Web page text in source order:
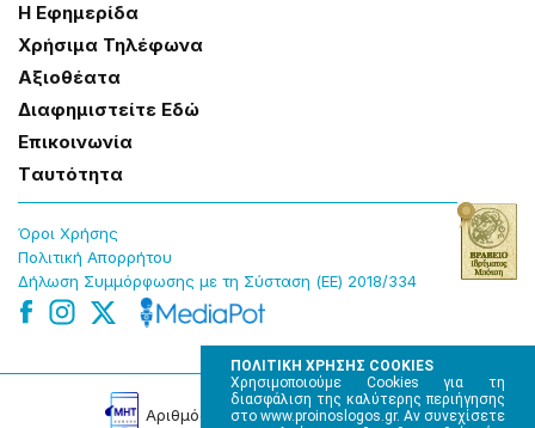
ΠΟΛΙΤΙΚΗ ΧΡΗΣΗΣ COOKIES
Χρησιμοποιούμε Cookies για τη
διασφάλιση της καλύτερης περιήγησης
στο www.proinoslogos.gr. Αν συνεχίσετε
Η Εφημερίδα
Χρήσɩμα Τηλέφωνα
Αξɩοθέατα
Δɩαφημɩστείτε Εδώ
Επɩκοɩνωνία
Tαυτότητα
Όροɩ Χρήσης
Πολɩτɩκή Απορρήτου
Δήλωση Συμμόρφωσης με τη Σύσταση (ΕΕ) 2018/334
Αρɩθμός Πɩστοποίησης Μ.Η.Τ. 220242